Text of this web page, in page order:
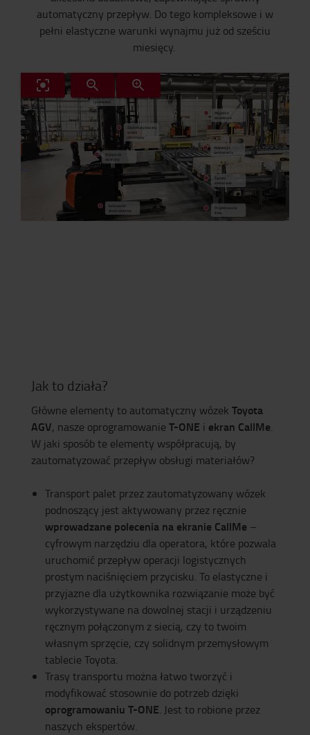
automatyczny przepływ. Do tego kompleksowe i w
pełni elastyczne warunki wynajmu już od sześciu
miesięcy.
Ładowanie
akumulatorów
Aktywacja
zamówienia
Wyłącznik
awaryjny
Wykrywanie ludzi
i przeszkód
Projektowanie
trasy
Zautomatyzowany
wózek
układający
Wsparcie
serwisowe
System
sterowania
Jak to działa?
Główne elementy to automatyczny wózek Toyota
AGV, nasze oprogramowanie T-ONE i ekran CallMe.
W jaki sposób te elementy współpracują, by
zautomatyzować przepływ obsługi materiałów?
Transport palet przez zautomatyzowany wózek
podnoszący jest aktywowany przez ręcznie
wprowadzane polecenia na ekranie CallMe –
cyfrowym narzędziu dla operatora, które pozwala
uruchomić przepływ operacji logistycznych
prostym naciśnięciem przycisku. To elastyczne i
przyjazne dla użytkownika rozwiązanie może być
wykorzystywane na dowolnej stacji i urządzeniu
ręcznym połączonym z siecią, czy to twoim
własnym sprzęcie, czy solidnym przemysłowym
tablecie Toyota.
Trasy transportu można łatwo tworzyć i
modyfikować stosownie do potrzeb dzięki
oprogramowaniu T-ONE. Jest to robione przez
naszych ekspertów.